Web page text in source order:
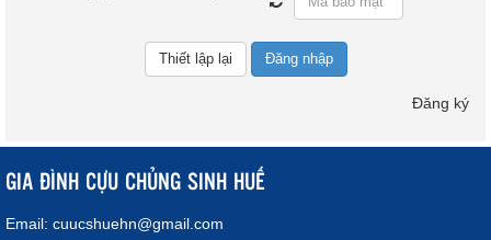
Đăng nhập
Đăng ký
GIA ĐÌNH CỰU CHỦNG SINH HUẾ
Email: cuucshuehn@gmail.com